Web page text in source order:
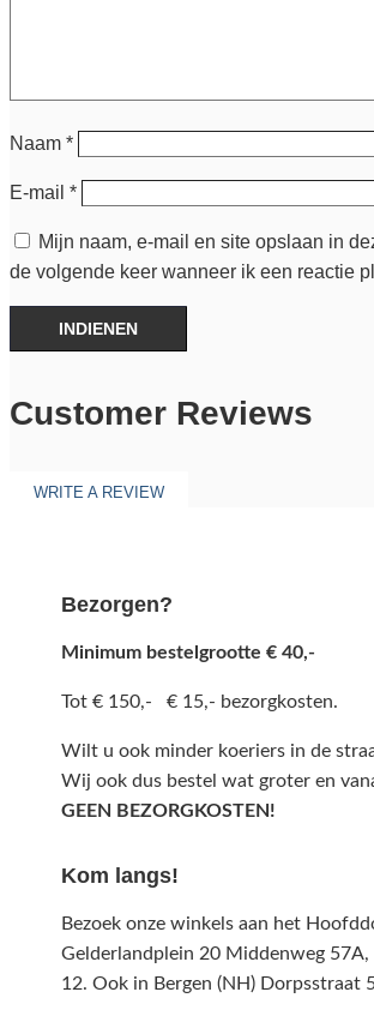
Naam *
E-mail *
Mijn naam, e-mail en site opslaan in
de volgende keer wanneer ik een reactie
INDIENEN
Customer Reviews
WRITE A REVIEW
Bezorgen?
Minimum bestelgrootte € 40,-
Tot € 150,- € 15,- bezorgkosten.
Wilt u ook minder koeriers in de
Wij ook dus bestel wat groter en
GEEN BEZORGKOSTEN!
Kom langs!
Bezoek onze winkels aan het
Gelderlandplein 20 Middenweg 57A,
12.Ook in Bergen (NH) Dorpsstraat